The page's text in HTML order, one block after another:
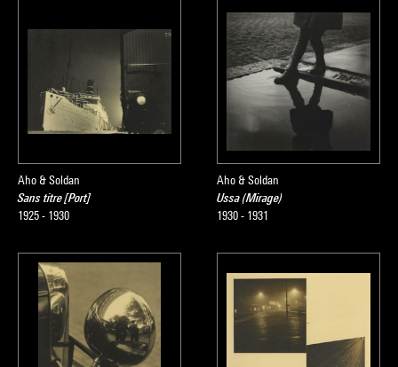
Aho & Soldan
Sans titre [Port]
1925 - 1930
Aho & Soldan
Ussa (Mirage)
1930 - 1931